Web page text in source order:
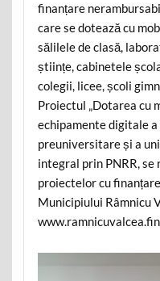
finanțare
care se dotează cu
sălilele de clasă,
științe, cabinetele
colegii, licee, școli
Proiectul „Dotarea cu
echipamente digitale
preuniversitare și a
integral prin PNRR, se
proiectelor cu
Municipiului Râmnicu